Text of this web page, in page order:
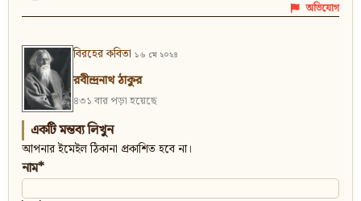
অভিযোগ
বিরহের কবিতা ১৬ মে ২০২৪
রবীন্দ্রনাথ ঠাকুর
৪৩১ বার পড়া হয়েছে
একটি মন্তব্য লিখুন
আপনার ইমেইল ঠিকানা প্রকাশিত হবে না।
নাম*